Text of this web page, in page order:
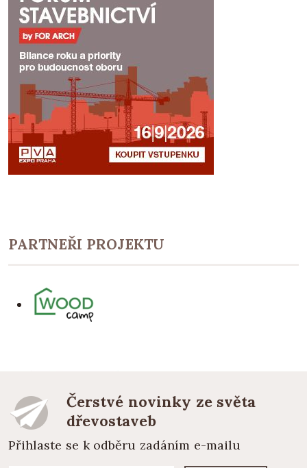
PARTNEŘI PROJEKTU
Čerstvé novinky ze světa
dřevostaveb
Přihlaste se k odběru zadáním e-mailu